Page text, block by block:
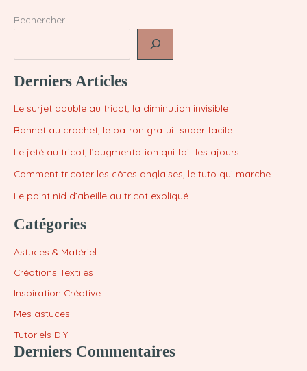
Rechercher
Derniers Articles
Le surjet double au tricot, la diminution invisible
Bonnet au crochet, le patron gratuit super facile
Le jeté au tricot, l’augmentation qui fait les ajours
Comment tricoter les côtes anglaises, le tuto qui marche
Le point nid d’abeille au tricot expliqué
Catégories
Astuces & Matériel
Créations Textiles
Inspiration Créative
Mes astuces
Tutoriels DIY
Derniers Commentaires